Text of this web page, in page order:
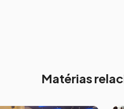
Matérias